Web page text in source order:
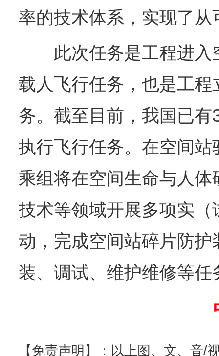
率的技术体系，实现了
此次任务是工程进入
载人飞行任务，也是工
务。截至目前，我国已
执行飞行任务。在空间
乘组将在空间生命与人
技术等领域开展多项实
动，完成空间站碎片防
装、调试、维护维修等任
【免责声明】：以上图、文、音/